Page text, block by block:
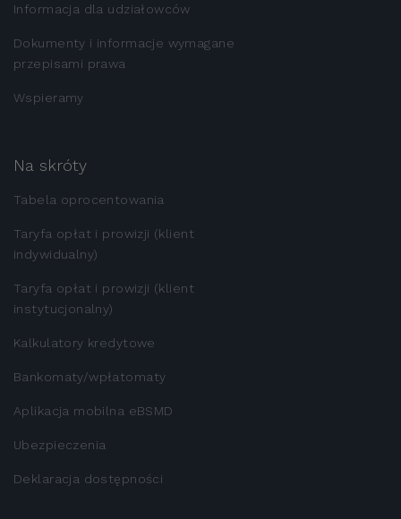
Informacja dla udziałowców
Dokumenty i informacje wymagane
przepisami prawa
Wspieramy
Na skróty
Tabela oprocentowania
Taryfa opłat i prowizji (klient
indywidualny)
Taryfa opłat i prowizji (klient
instytucjonalny)
Kalkulatory kredytowe
Bankomaty/wpłatomaty
Aplikacja mobilna eBSMD
Ubezpieczenia
Deklaracja dostępności